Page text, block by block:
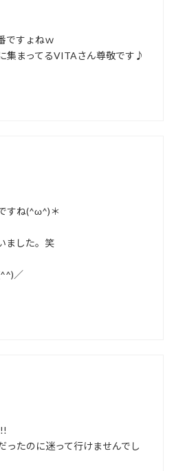
ですょねｗ
集まってるVITAさん尊敬です♪
すね(^ω^)＊
ました。笑
／
ったのに迷って行けませんでし